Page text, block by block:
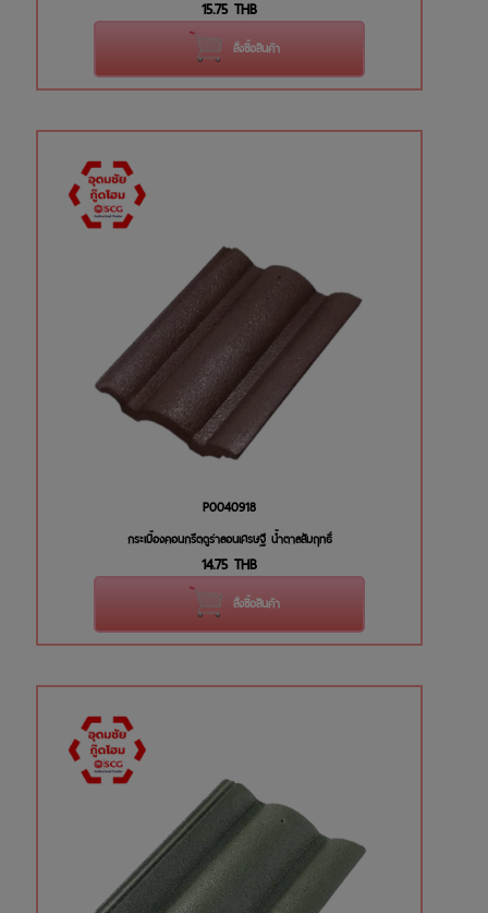
15.75 THB
สั่งซื้อสินค้า
P0040918
กระเบื้องคอนกรีตดูร่าลอนเศรษฐี น้ำตาลสัมฤทธิ์
14.75 THB
สั่งซื้อสินค้า